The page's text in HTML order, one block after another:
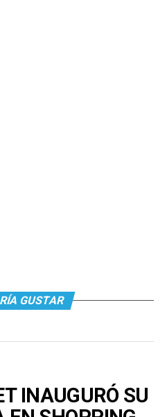
GUSTAR
INAUGURÓ SU